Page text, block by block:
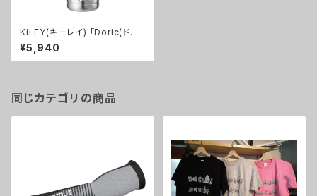
KiLEY(キーレイ) 「Doric(ドリッ
ク)」サイクリングステンレスボト
ル SR-01
¥5,940
同じカテゴリの商品